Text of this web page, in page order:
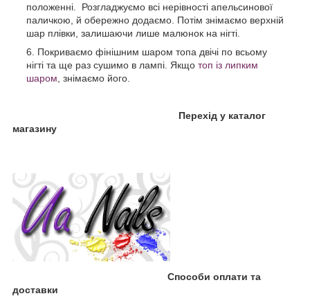
положенні. Розгладжуємо всі нерівності апельсинової
паличкою, й обережно додаємо. Потім знімаємо верхній
шар плівки, залишаючи лише малюнок на нігті.
Покриваємо фінішним шаром топа двічі по всьому
нігті та ще раз сушимо в лампі. Якщо топ із липким
шаром , знімаємо його.
Перехід у каталог
магазину
Способи оплати та
доставки